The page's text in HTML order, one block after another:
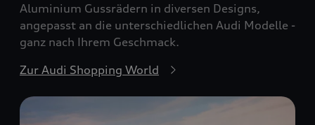
Aluminium Gussrädern in diversen Designs,
angepasst an die unterschiedlichen Audi Modelle -
ganz nach Ihrem Geschmack.
Zur Audi Shopping World